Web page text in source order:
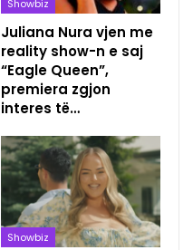
Showbiz
Juliana Nura vjen me
reality show-n e saj
“Eagle Queen”,
premiera zgjon
interes të…
Showbiz